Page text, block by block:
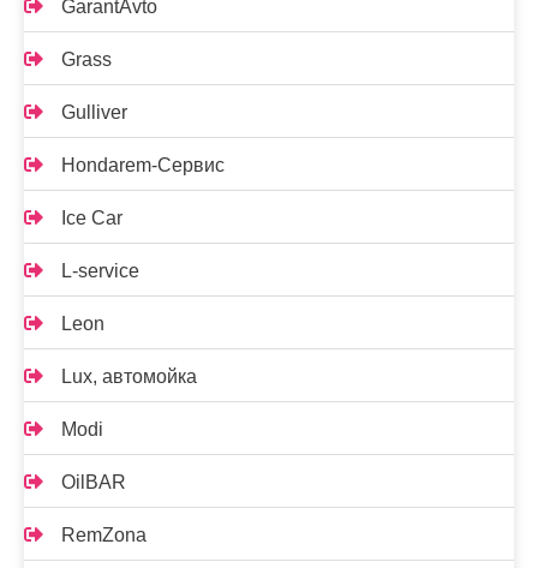
GarantAvto
Grass
Gulliver
Hondarem-Сервис
Ice Car
L-service
Leon
Lux, автомойка
Modi
OilBAR
RemZona